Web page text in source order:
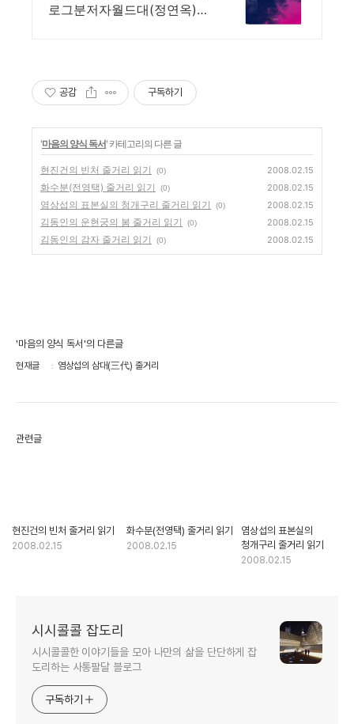
로그분저자월드대(정연옥)명
공감 구독하기
'마음의 양식 독서' 카테고리의 다른 글
현진건의 빈처 줄거리 읽기 (0) 2008.02.15
화수분(전영택) 줄거리 읽기 (0) 2008.02.15
염상섭의 표본실의 청개구리 줄거리 읽기 (0) 2008.02.15
김동인의 운현궁의 봄 줄거리 읽기 (0) 2008.02.15
김동인의 감자 줄거리 읽기 (0) 2008.02.15
'마음의 양식 독서'의 다른글
현재글 염상섭의 삼대(三代) 줄거리
관련글
현진건의 빈처 줄거리 읽기
2008.02.15
화수분(전영택) 줄거리 읽기
2008.02.15
염상섭의 표본실의
청개구리 줄거리 읽기
2008.02.15
시시콜콜 잡도리
시시콜콜한 이야기들을 모아 나만의 삶을 단단하게 잡
도리하는 사통팔달 블로그
구독하기